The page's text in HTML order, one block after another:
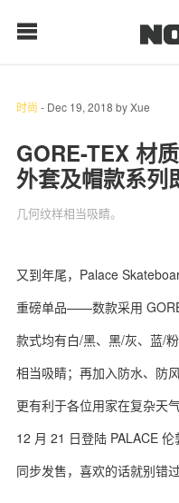
时尚 - Dec 19, 2018 byXue
GORE-TEX 材
外套及帽款系列
几何纹样相当吸睛。
又到年尾， Palace
重磅单品——数款采用
款式均有白/黑、黑/灰、蓝/
相当吸睛；再加入防水、防
更有利于各位用家在复杂天
12 月 21 日登陆 PALACE 伦
同步发售，喜欢的话就别错过